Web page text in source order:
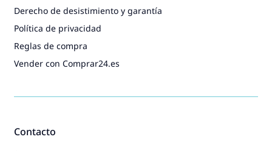
Contacto
Derecho de desistimiento y garantía
Política de privacidad
Reglas de compra
Vender con Comprar24.es